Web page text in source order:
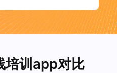
培训app对比